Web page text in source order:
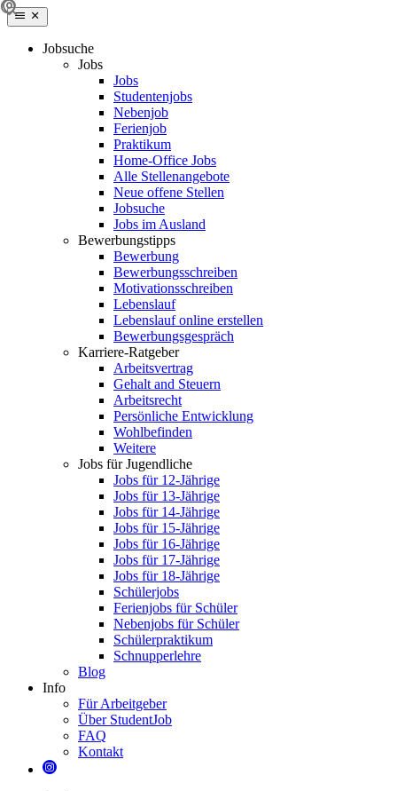
Jobsuche
Jobs
Jobs
Studentenjobs
Nebenjob
Ferienjob
Praktikum
Home-Office Jobs
Alle Stellenangebote
Neue offene Stellen
Jobsuche
Jobs im Ausland
Bewerbungstipps
Bewerbung
Bewerbungsschreiben
Motivationsschreiben
Lebenslauf
Lebenslauf online erstellen
Bewerbungsgespräch
Karriere-Ratgeber
Arbeitsvertrag
Gehalt and Steuern
Arbeitsrecht
Persönliche Entwicklung
Wohlbefinden
Weitere
Jobs für Jugendliche
Jobs für 12-Jährige
Jobs für 13-Jährige
Jobs für 14-Jährige
Jobs für 15-Jährige
Jobs für 16-Jährige
Jobs für 17-Jährige
Jobs für 18-Jährige
Schülerjobs
Ferienjobs für Schüler
Nebenjobs für Schüler
Schülerpraktikum
Schnupperlehre
Blog
Info
Für Arbeitgeber
Über StudentJob
FAQ
Kontakt